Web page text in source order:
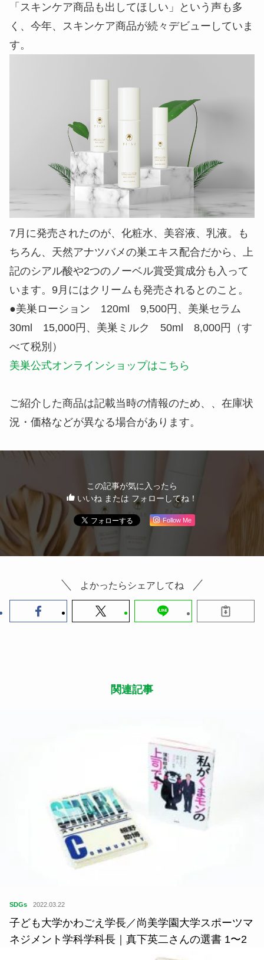
「スキンケア商品も出してほしい」という声も多
く、今年、スキンケア商品が続々デビューしていま
す。
7月に発売されたのが、化粧水、美容液、乳液。も
ちろん、天然アナツバメの巣エキス配合だから、上
記のシアル酸や2つのノーベル賞受賞成分も入って
います。9月にはクリームも発売されるとのこと。
●美巣ローション 120ml 9,500円、美巣セラム
30ml 15,000円、美巣ミルク 50ml 8,000円（す
べて税別）
美巣公式オンラインショップはこちら
ご紹介した商品は記載当時の情報のため、、在庫状
況・価格などが異なる場合があります。
この記事が気に入ったら
いいね または フォローしてね！
Follow Me
よかったらシェアしてね
関連記事
SDGs 2022.03.22
子ども大学かわごえ学長／尚美学園大学スポーツマ
ネジメント学科学科長｜真下英二さんの選書 1〜2